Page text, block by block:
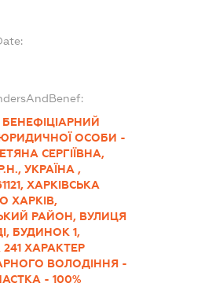
ОСОБИ -
СЕРГІЇВНА,
УКРАЇНА ,
ХАРКІВСЬКА
ХАРКІВ,
РАЙОН, ВУЛИЦЯ
БУДИНОК 1,
ХАРАКТЕР
ВОЛОДІННЯ -
- 100%